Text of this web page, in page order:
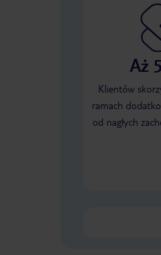
Aż
Klientów
ramach
od nagłych